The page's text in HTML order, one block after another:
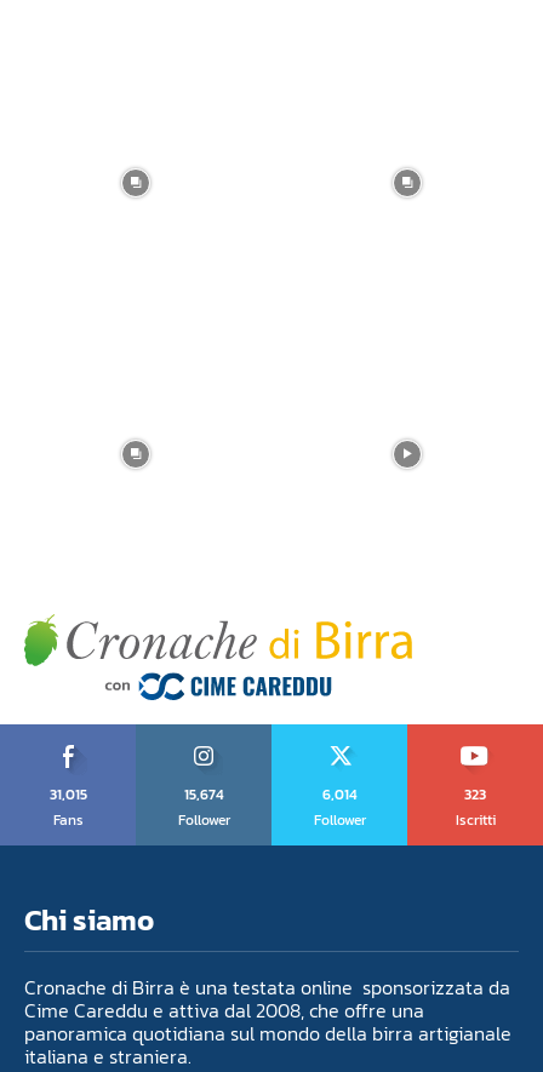
31,015
Fans
15,674
Follower
6,014
Follower
323
Iscritti
Chi siamo
Cronache di Birra è una testata online sponsorizzata da
Cime Careddu e attiva dal 2008, che offre una
panoramica quotidiana sul mondo della birra artigianale
italiana e straniera.